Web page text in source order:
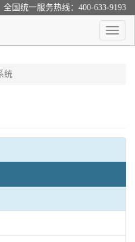
全国统一服务热线：400-633-9193
Toggle
统